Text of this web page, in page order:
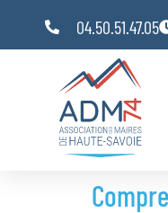
04.50.51.47.05